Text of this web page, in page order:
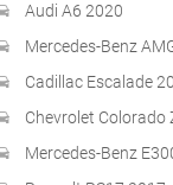
Audi A6 2020
Mercedes-Benz
Cadillac Escalade
Chevrolet Colorado
Mercedes-Benz